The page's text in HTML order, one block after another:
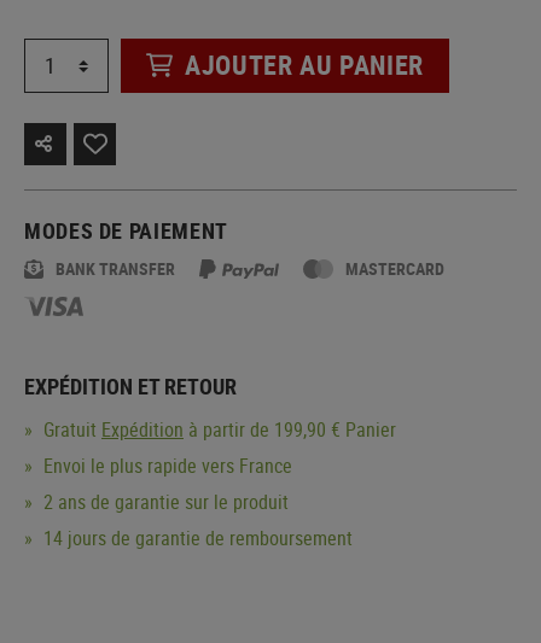
AJOUTER AU PANIER
MODES DE PAIEMENT
BANK TRANSFER MASTERCARD
EXPÉDITION ET RETOUR
Gratuit Expédition à partir de 199,90 € Panier
Envoi le plus rapide vers France
2 ans de garantie sur le produit
14 jours de garantie de remboursement